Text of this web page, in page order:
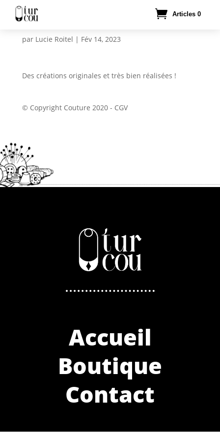
Articles 0
par Lucie Roitel | Fév 14, 2023
Des créations originales et très bien réalisées !
© Copyright Couture 2020- CGV
Accueil
Boutique
Contact